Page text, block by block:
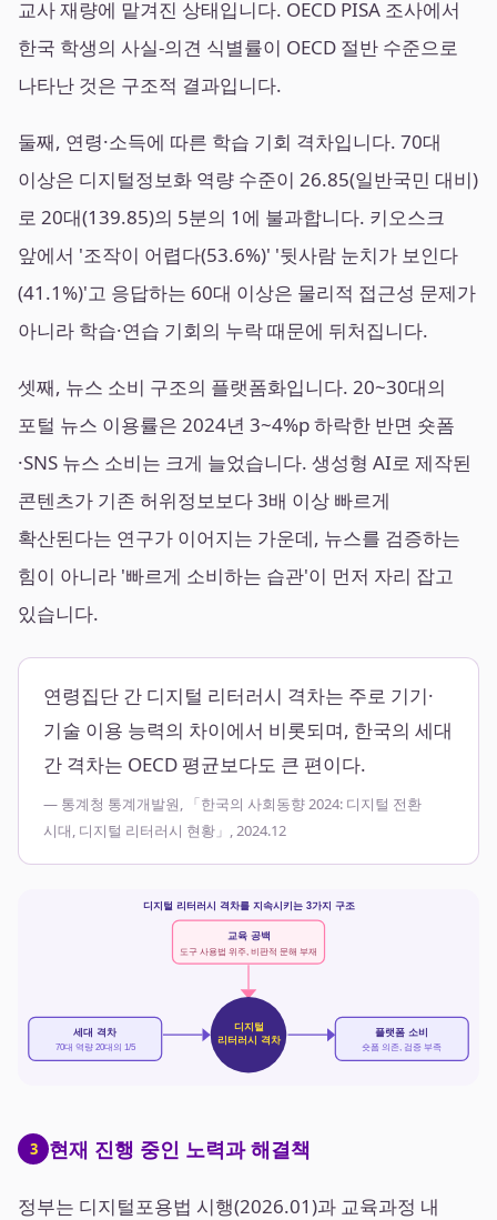
교사 재량에 맡겨진 상태입니다. OECD PISA 조사에서
한국 학생의 사실-의견 식별률이 OECD 절반 수준으로
나타난 것은 구조적 결과입니다.
둘째, 연령·소득에 따른 학습 기회 격차입니다. 70대
이상은 디지털정보화 역량 수준이 26.85(일반국민 대비)
로 20대(139.85)의 5분의 1에 불과합니다. 키오스크
앞에서 '조작이 어렵다(53.6%)' '뒷사람 눈치가 보인다
(41.1%)'고 응답하는 60대 이상은 물리적 접근성 문제가
아니라 학습·연습 기회의 누락 때문에 뒤처집니다.
셋째, 뉴스 소비 구조의 플랫폼화입니다. 20~30대의
포털 뉴스 이용률은 2024년 3~4%p 하락한 반면 숏폼
·SNS 뉴스 소비는 크게 늘었습니다. 생성형 AI로 제작된
콘텐츠가 기존 허위정보보다 3배 이상 빠르게
확산된다는 연구가 이어지는 가운데, 뉴스를 검증하는
힘이 아니라 '빠르게 소비하는 습관'이 먼저 자리 잡고
있습니다.
연령집단 간 디지털 리터러시 격차는 주로 기기·
기술 이용 능력의 차이에서 비롯되며, 한국의 세대
간 격차는 OECD 평균보다도 큰 편이다.
— 통계청 통계개발원, 「한국의 사회동향 2024: 디지털 전환
시대, 디지털 리터러시 현황」, 2024.12
디지털 리터러시 격차를 지속시키는 3가지 구조
교육 공백
도구 사용법 위주, 비판적 문해 부재
디지털
리터러시 격차
세대 격차
70대 역량 20대의 1/5
플랫폼 소비
숏폼 의존, 검증 부족
3 현재 진행 중인 노력과 해결책
정부는 디지털포용법 시행(2026.01)과 교육과정 내